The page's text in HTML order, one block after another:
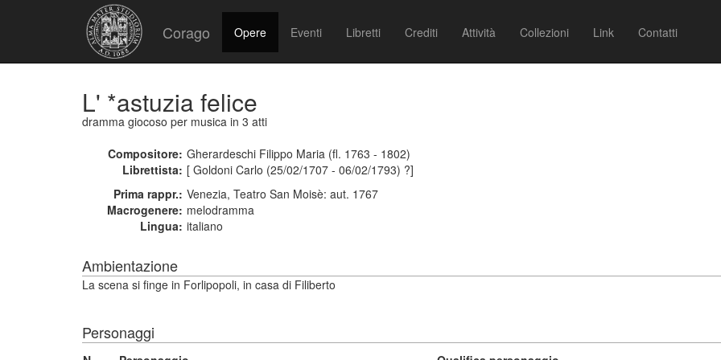
Corago Opere Eventi Libretti Crediti Attività Collezioni Link Contatti
L' *astuzia felice
dramma giocoso per musica in 3 atti
Compositore: Gherardeschi Filippo Maria (fl. 1763 - 1802)
Librettista: [ Goldoni Carlo (25/02/1707 - 06/02/1793) ?]
Prima rappr.: Venezia, Teatro San Moisè: aut. 1767
Macrogenere: melodramma
Lingua: italiano
Ambientazione
La scena si finge in Forlipopoli, in casa di Filiberto
Personaggi